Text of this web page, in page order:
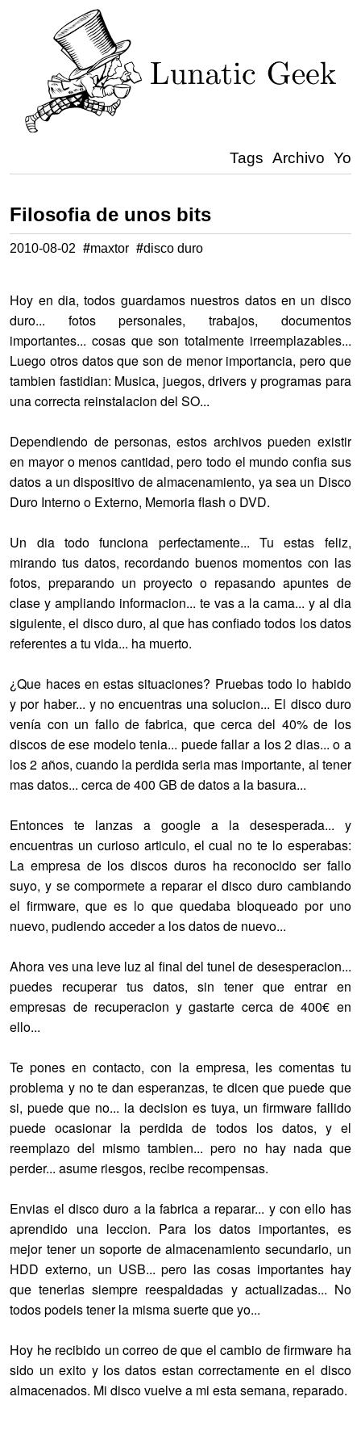
Tags Archivo Yo
Filosofia de unos bits
2010-08-02 #maxtor #disco duro
Hoy en dia, todos guardamos nuestros datos en un disco
duro... fotos personales, trabajos, documentos
importantes... cosas que son totalmente irreemplazables...
Luego otros datos que son de menor importancia, pero que
tambien fastidian: Musica, juegos, drivers y programas para
una correcta reinstalacion del SO...
Dependiendo de personas, estos archivos pueden existir
en mayor o menos cantidad, pero todo el mundo confia sus
datos a un dispositivo de almacenamiento, ya sea un Disco
Duro Interno o Externo, Memoria flash o DVD.
Un dia todo funciona perfectamente... Tu estas feliz,
mirando tus datos, recordando buenos momentos con las
fotos, preparando un proyecto o repasando apuntes de
clase y ampliando informacion... te vas a la cama... y al dia
siguiente, el disco duro, al que has confiado todos los datos
referentes a tu vida... ha muerto.
¿Que haces en estas situaciones? Pruebas todo lo habido
y por haber... y no encuentras una solucion... El disco duro
venía con un fallo de fabrica, que cerca del 40% de los
discos de ese modelo tenia... puede fallar a los 2 dias... o a
los 2 años, cuando la perdida seria mas importante, al tener
mas datos... cerca de 400 GB de datos a la basura...
Entonces te lanzas a google a la desesperada... y
encuentras un curioso articulo, el cual no te lo esperabas:
La empresa de los discos duros ha reconocido ser fallo
suyo, y se compormete a reparar el disco duro cambiando
el firmware, que es lo que quedaba bloqueado por uno
nuevo, pudiendo acceder a los datos de nuevo...
Ahora ves una leve luz al final del tunel de desesperacion...
puedes recuperar tus datos, sin tener que entrar en
empresas de recuperacion y gastarte cerca de 400€ en
ello...
Te pones en contacto, con la empresa, les comentas tu
problema y no te dan esperanzas, te dicen que puede que
si, puede que no... la decision es tuya, un firmware fallido
puede ocasionar la perdida de todos los datos, y el
reemplazo del mismo tambien... pero no hay nada que
perder... asume riesgos, recibe recompensas.
Envias el disco duro a la fabrica a reparar... y con ello has
aprendido una leccion. Para los datos importantes, es
mejor tener un soporte de almacenamiento secundario, un
HDD externo, un USB... pero las cosas importantes hay
que tenerlas siempre reespaldadas y actualizadas... No
todos podeis tener la misma suerte que yo...
Hoy he recibido un correo de que el cambio de firmware ha
sido un exito y los datos estan correctamente en el disco
almacenados. Mi disco vuelve a mi esta semana, reparado.